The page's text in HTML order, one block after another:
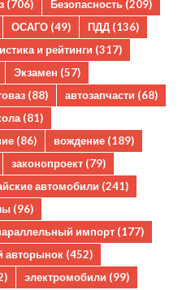
(706) Безопасность (209)
ОСАГО (49) ПДД (136)
и рейтинги (317)
Экзамен (57)
(88) автозапчасти (68)
(81)
(86) вождение (189)
законопроект (79)
автомобили (241)
(96)
импорт (177)
авторынок (452)
электромобили (99)